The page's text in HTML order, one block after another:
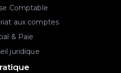
Comptable
aux comptes
& Paie
juridique